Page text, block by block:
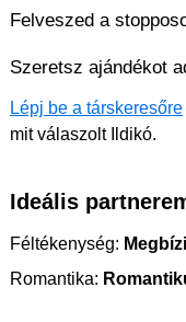
Felveszed a
Szeretsz ajándékot
Lépj be a társkeresőre
mit válaszolt Ildikó.
Ideális
Féltékenység:
Romantika: